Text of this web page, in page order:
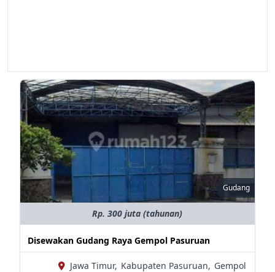
Gudang
Rp. 300 juta (tahunan)
Disewakan Gudang Raya Gempol Pasuruan
Jawa Timur, Kabupaten Pasuruan, Gempol